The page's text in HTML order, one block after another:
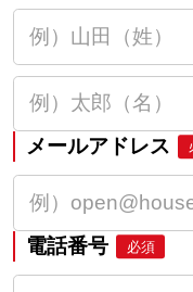
メールアドレス
電話番号 必須